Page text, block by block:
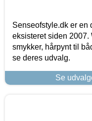
Senseofstyle.dk er en
eksisteret siden 2007.
smykker, hårpynt til
se deres udvalg.
Se